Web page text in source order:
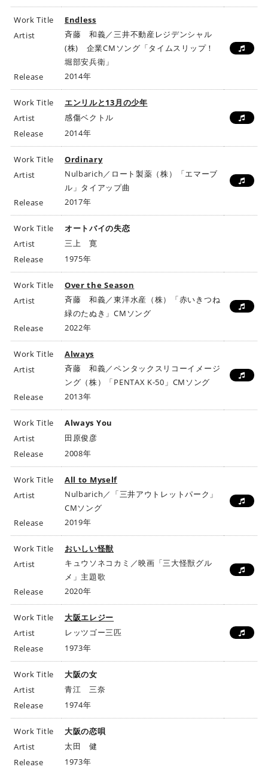
Work Title
Endless
Artist
斉藤 和義／三井不動産レジデンシャル
(株) 企業CMソング「タイムスリップ！
堀部安兵衛」
Release
2014年
Work Title
エンリルと13月の少年
Artist
感傷ベクトル
Release
2014年
Work Title
Ordinary
Artist
Nulbarich／ロート製薬（株）「エマーブ
ル」タイアップ曲
Release
2017年
Work Title
オートバイの失恋
Artist
三上 寛
Release
1975年
Work Title
Over the Season
Artist
斉藤 和義／東洋水産（株）「赤いきつね
緑のたぬき」CMソング
Release
2022年
Work Title
Always
Artist
斉藤 和義／ペンタックスリコーイメージ
ング（株）「PENTAX K-50」CMソング
Release
2013年
Work Title
Always You
Artist
田原俊彦
Release
2008年
Work Title
All to Myself
Artist
Nulbarich／「三井アウトレットパーク」
CMソング
Release
2019年
Work Title
おいしい怪獣
Artist
キュウソネコカミ／映画「三大怪獣グル
メ」主題歌
Release
2020年
Work Title
大阪エレジー
Artist
レッツゴー三匹
Release
1973年
Work Title
大阪の女
Artist
青江 三奈
Release
1974年
Work Title
大阪の恋唄
Artist
太田 健
Release
1973年